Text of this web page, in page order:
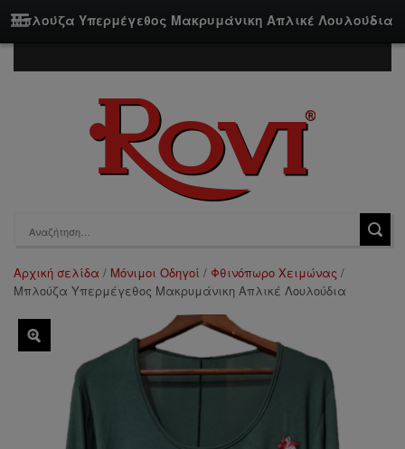
Μπλούζα Υπερμέγεθος Μακρυμάνικη Απλικέ Λουλούδια
Αρχική σελίδα / Μόνιμοι Οδηγοί / Φθινόπωρο Χειμώνας /
Μπλούζα Υπερμέγεθος Μακρυμάνικη Απλικέ Λουλούδια